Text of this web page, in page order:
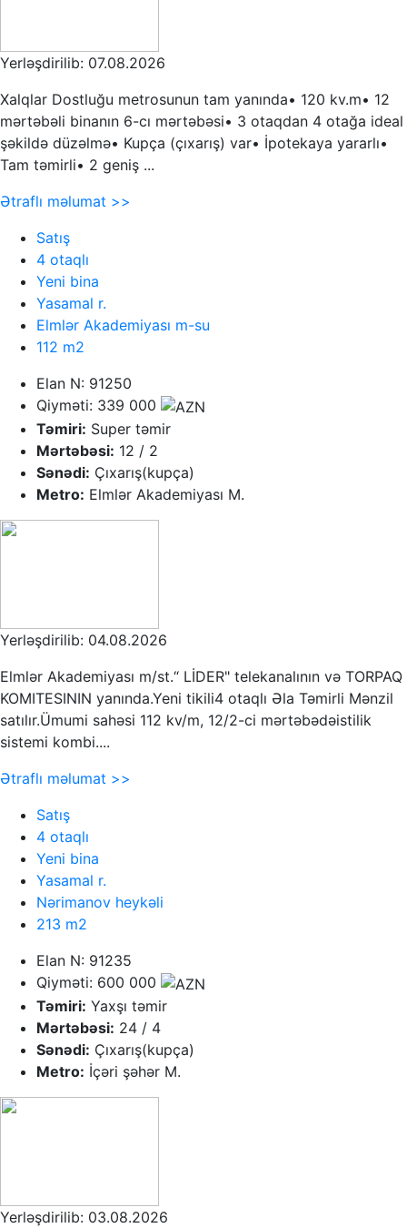
Yerləşdirilib: 07.08.2026
Xalqlar Dostluğu metrosunun tam yanında• 120 kv.m• 12
mərtəbəli binanın 6-cı mərtəbəsi• 3 otaqdan 4 otağa ideal
şəkildə düzəlmə• Kupça (çıxarış) var• İpotekaya yararlı•
Tam təmirli• 2 geniş ...
Ətraflı məlumat >>
Satış
4 otaqlı
Yeni bina
Yasamal r.
Elmlər Akademiyası m-su
112 m2
Elan N: 91250
Qiyməti: 339 000
Təmiri: Super təmir
Mərtəbəsi: 12 / 2
Sənədi: Çıxarış(kupça)
Metro: Elmlər Akademiyası M.
Yerləşdirilib: 04.08.2026
Elmlər Akademiyası m/st.“ LİDER" telekanalının və TORPAQ
KOMITESININ yanında.Yeni tikili4 otaqlı Əla Təmirli Mənzil
satılır.Ümumi sahəsi 112 kv/m, 12/2-ci mərtəbədəistilik
sistemi kombi....
Ətraflı məlumat >>
Satış
4 otaqlı
Yeni bina
Yasamal r.
Nərimanov heykəli
213 m2
Elan N: 91235
Qiyməti: 600 000
Təmiri: Yaxşı təmir
Mərtəbəsi: 24 / 4
Sənədi: Çıxarış(kupça)
Metro: İçəri şəhər M.
Yerləşdirilib: 03.08.2026